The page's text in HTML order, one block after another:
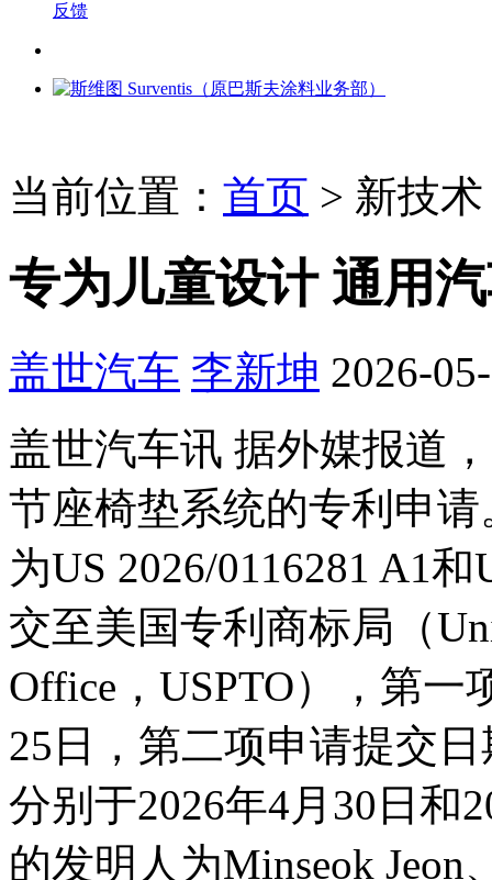
反馈
当前位置： 首页 > 新技术
专为儿童设计 通用
盖世汽车 李新坤 2026-
盖世汽车讯 据外媒报道
节座椅垫系统的专利申
为US 2026/0116281 A1
交至美国专利商标局（
Office，USPTO），第一
25日，第二项申请提交
分别于2026年4月30日和
的发明人为Minseok Jeon